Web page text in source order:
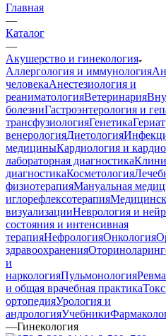
Главная
—
Каталог
—
Акушерство и гинекология
Аллергология и иммунология
человекаАнестезиология и
реаниматологияВетеринария
болезниГастроэнтерология и
трансфузиологияГенетика
венерологияДиетология
медициныКардиология и
лабораторная диагностика
диагностикаКосметология
физиотерапияМануальная
иглорефлексотерапия
визуализацииНеврология и
состояния и интенсивная
терапияНефрологияОнкология
здравоохранения
и
наркологияПульмонология
и общая врачебная практика
ортопедияУрология и
андрологияУчебники
—Гинекология